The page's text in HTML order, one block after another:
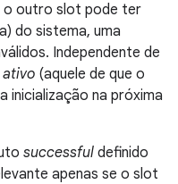
o outro slot pode ter
do sistema, uma
Independente de
ativo (aquele de que o
inicialização na próxima
successful definido
apenas se o slot